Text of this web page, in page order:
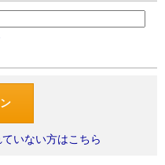
いない方はこちら